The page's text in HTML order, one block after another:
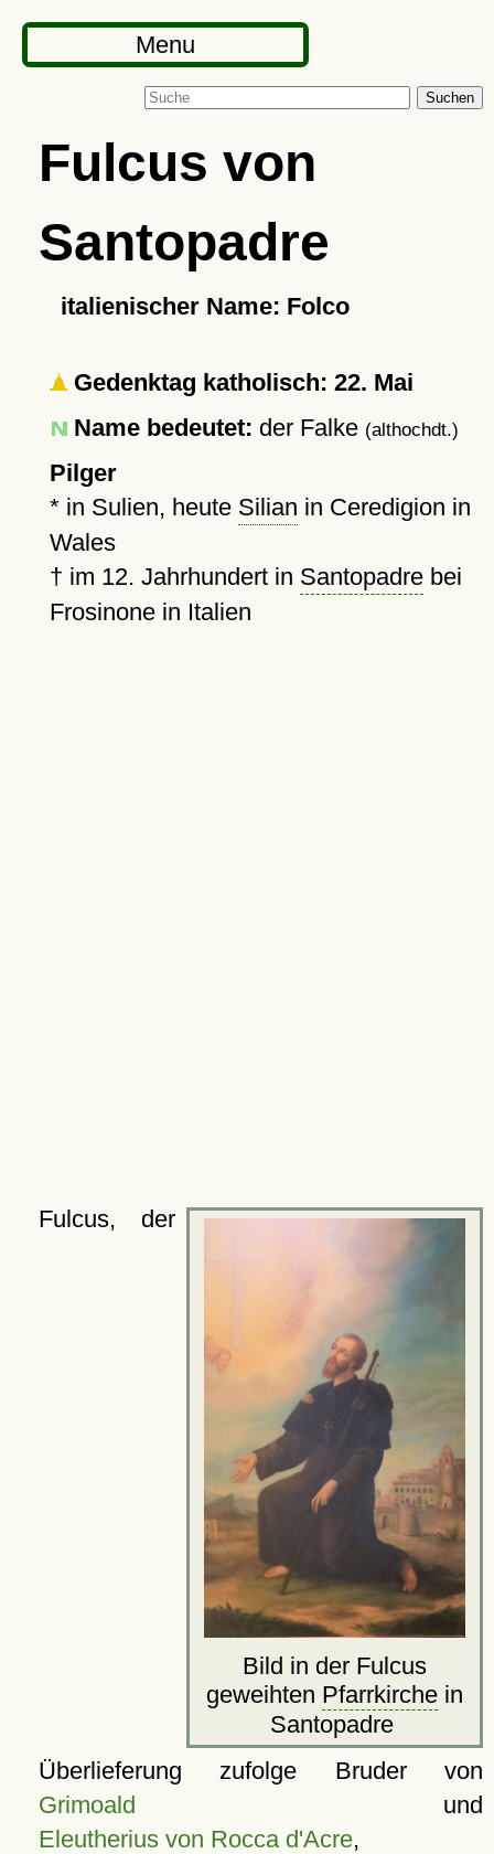
Menu
Suchen
Fulcus von
Santopadre
italienischer Name: Folco
Gedenktag katholisch: 22. Mai
Name bedeutet: der Falke (althochdt.)
Pilger
* in Sulien, heute Silian in Ceredigion in
Wales
† im 12. Jahrhundert in Santopadrebei
Frosinone in Italien
Bild in der Fulcus
geweihten Pfarrkirche in
Santopadre
Fulcus, der
Überlieferung zufolge Bruder von
Grimoald und
Eleutherius von Rocca d'Acre,